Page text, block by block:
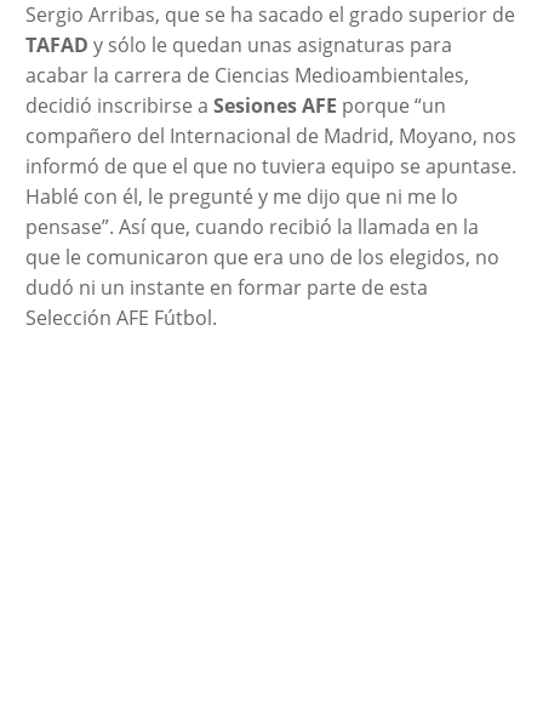
Sergio Arribas, que se ha sacado el grado superior de
TAFAD y sólo le quedan unas asignaturas para
acabar la carrera de Ciencias Medioambientales,
decidió inscribirse a Sesiones AFE porque “un
compañero del Internacional de Madrid, Moyano, nos
informó de que el que no tuviera equipo se apuntase.
Hablé con él, le pregunté y me dijo que ni me lo
pensase”. Así que, cuando recibió la llamada en la
que le comunicaron que era uno de los elegidos, no
dudó ni un instante en formar parte de esta
Selección AFE Fútbol.